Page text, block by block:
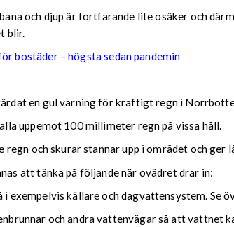
och djup är fortfarande lite osäker och
blir.
bostäder – högsta sedan pandemin
en gul varning för kraftigt regn i
uppemot 100 millimeter regn på vissa håll.
regn och skurar stannar upp i området och
att tänka på följande när ovädret drar in:
i exempelvis källare och dagvattensystem.
och andra vattenvägar så att vattnet